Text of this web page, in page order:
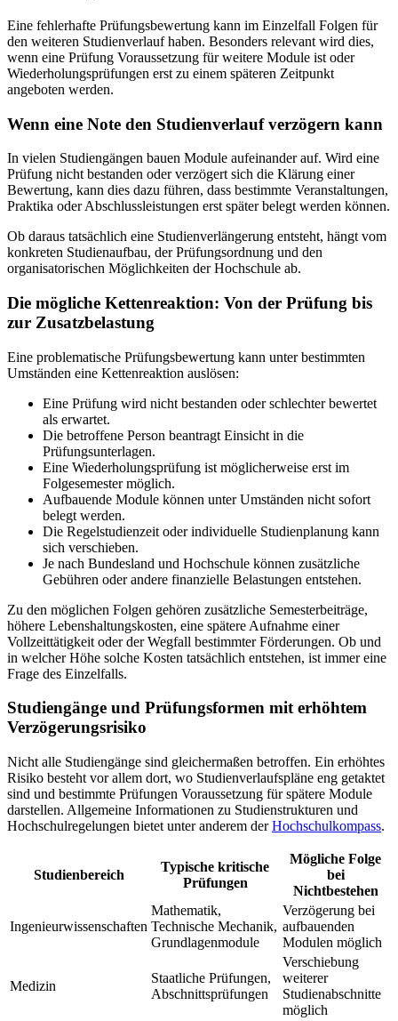
Eine fehlerhafte Prüfungsbewertung kann im Einzelfall Folgen für
den weiteren Studienverlauf haben. Besonders relevant wird dies,
wenn eine Prüfung Voraussetzung für weitere Module ist oder
Wiederholungsprüfungen erst zu einem späteren Zeitpunkt
angeboten werden.
Wenn eine Note den Studienverlauf verzögern kann
In vielen Studiengängen bauen Module aufeinander auf. Wird eine
Prüfung nicht bestanden oder verzögert sich die Klärung einer
Bewertung, kann dies dazu führen, dass bestimmte Veranstaltungen,
Praktika oder Abschlussleistungen erst später belegt werden können.
Ob daraus tatsächlich eine Studienverlängerung entsteht, hängt vom
konkreten Studienaufbau, der Prüfungsordnung und den
organisatorischen Möglichkeiten der Hochschule ab.
Die mögliche Kettenreaktion: Von der Prüfung bis
zur Zusatzbelastung
Eine problematische Prüfungsbewertung kann unter bestimmten
Umständen eine Kettenreaktion auslösen:
Eine Prüfung wird nicht bestanden oder schlechter bewertet
als erwartet.
Die betroffene Person beantragt Einsicht in die
Prüfungsunterlagen.
Eine Wiederholungsprüfung ist möglicherweise erst im
Folgesemester möglich.
Aufbauende Module können unter Umständen nicht sofort
belegt werden.
Die Regelstudienzeit oder individuelle Studienplanung kann
sich verschieben.
Je nach Bundesland und Hochschule können zusätzliche
Gebühren oder andere finanzielle Belastungen entstehen.
Zu den möglichen Folgen gehören zusätzliche Semesterbeiträge,
höhere Lebenshaltungskosten, eine spätere Aufnahme einer
Vollzeittätigkeit oder der Wegfall bestimmter Förderungen. Ob und
in welcher Höhe solche Kosten tatsächlich entstehen, ist immer eine
Frage des Einzelfalls.
Studiengänge und Prüfungsformen mit erhöhtem
Verzögerungsrisiko
Nicht alle Studiengänge sind gleichermaßen betroffen. Ein erhöhtes
Risiko besteht vor allem dort, wo Studienverlaufspläne eng getaktet
sind und bestimmte Prüfungen Voraussetzung für spätere Module
darstellen. Allgemeine Informationen zu Studienstrukturen und
Hochschulregelungen bietet unter anderem derHochschulkompass.
Studienbereich
Typische kritische
Prüfungen
Mögliche Folge
bei
Nichtbestehen
Ingenieurwissenschaften
Mathematik,
Technische Mechanik,
Grundlagenmodule
Verzögerung bei
aufbauenden
Modulen möglich
Medizin
Staatliche Prüfungen,
Abschnittsprüfungen
Verschiebung
weiterer
Studienabschnitte
möglich